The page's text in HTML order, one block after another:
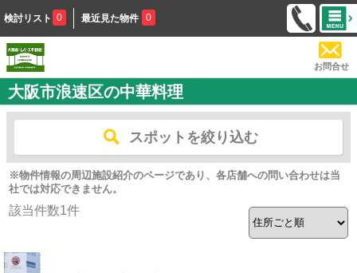
検討リスト 0 最近見た物件 0
お問合せ
大阪市浪速区の中華料理
スポットを絞り込む
※物件情報の周辺施設紹介のページであり、各店舗への問い合わせは当
社では対応できません。
該当件数1件